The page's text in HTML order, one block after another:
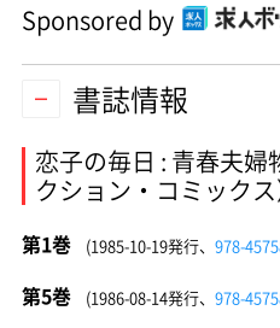
Sponsored by
書誌情報
恋子の毎日 : 青春夫婦
クション・コミックス
第1巻 (1985-10-19発行、 978-
第5巻 (1986-08-14発行、 978-